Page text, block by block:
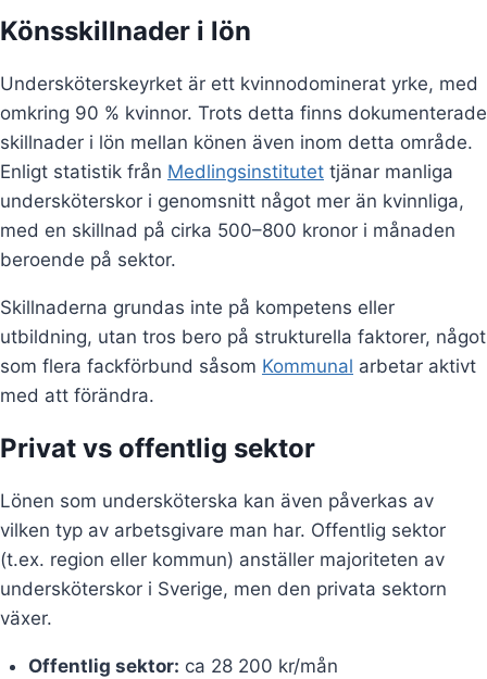
Könsskillnader i lön
Undersköterskeyrket är ett kvinnodominerat yrke, med
omkring 90 % kvinnor. Trots detta finns dokumenterade
skillnader i lön mellan könen även inom detta område.
Enligt statistik från Medlingsinstitutet tjänar manliga
undersköterskor i genomsnitt något mer än kvinnliga,
med en skillnad på cirka 500–800 kronor i månaden
beroende på sektor.
Skillnaderna grundas inte på kompetens eller
utbildning, utan tros bero på strukturella faktorer, något
som flera fackförbund såsom Kommunal arbetar aktivt
med att förändra.
Privat vs offentlig sektor
Lönen som undersköterska kan även påverkas av
vilken typ av arbetsgivare man har. Offentlig sektor
(t.ex. region eller kommun) anställer majoriteten av
undersköterskor i Sverige, men den privata sektorn
växer.
Offentlig sektor: ca 28 200 kr/mån